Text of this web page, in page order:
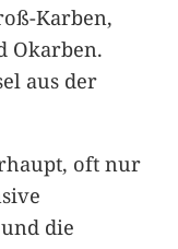
Karben,
Okarben.
aus der
oft nur
die